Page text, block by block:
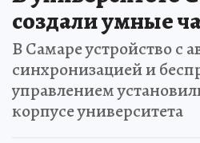
создали умные
В Самаре устройство с
синхронизацией и
управлением
корпусе университета